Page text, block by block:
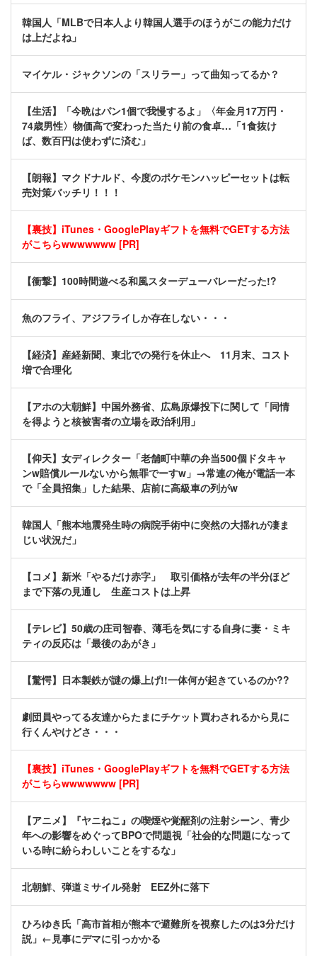
韓国人「MLBで日本人より韓国人選手のほうがこの能力だけ
は上だよね」
マイケル・ジャクソンの「スリラー」って曲知ってるか？
【生活】「今晩はパン1個で我慢するよ」〈年金月17万円・
74歳男性〉物価高で変わった当たり前の食卓…「1食抜け
ば、数百円は使わずに済む」
【朗報】マクドナルド、今度のポケモンハッピーセットは転
売対策バッチリ！！！
【裏技】iTunes・GooglePlayギフトを無料でGETする方法
がこちらwwwwwww [PR]
【衝撃】100時間遊べる和風スターデューバレーだった!?
魚のフライ、アジフライしか存在しない・・・
【経済】産経新聞、東北での発行を休止へ 11月末、コスト
増で合理化
【アホの大朝鮮】中国外務省、広島原爆投下に関して「同情
を得ようと核被害者の立場を政治利用」
【仰天】女ディレクター「老舗町中華の弁当500個ドタキャ
ンw賠償ルールないから無罪でーすw」→常連の俺が電話一本
で「全員招集」した結果、店前に高級車の列がw
韓国人「熊本地震発生時の病院手術中に突然の大揺れが凄ま
じい状況だ」
【コメ】新米「やるだけ赤字」 取引価格が去年の半分ほど
まで下落の見通し 生産コストは上昇
【テレビ】50歳の庄司智春、薄毛を気にする自身に妻・ミキ
ティの反応は「最後のあがき」
【驚愕】日本製鉄が謎の爆上げ!!一体何が起きているのか??
劇団員やってる友達からたまにチケット買わされるから見に
行くんやけどさ・・・
【裏技】iTunes・GooglePlayギフトを無料でGETする方法
がこちらwwwwwww [PR]
【アニメ】『ヤニねこ』の喫煙や覚醒剤の注射シーン、青少
年への影響をめぐってBPOで問題視「社会的な問題になって
いる時に紛らわしいことをするな」
北朝鮮、弾道ミサイル発射 EEZ外に落下
ひろゆき氏「高市首相が熊本で避難所を視察したのは3分だけ
説」←見事にデマに引っかかる